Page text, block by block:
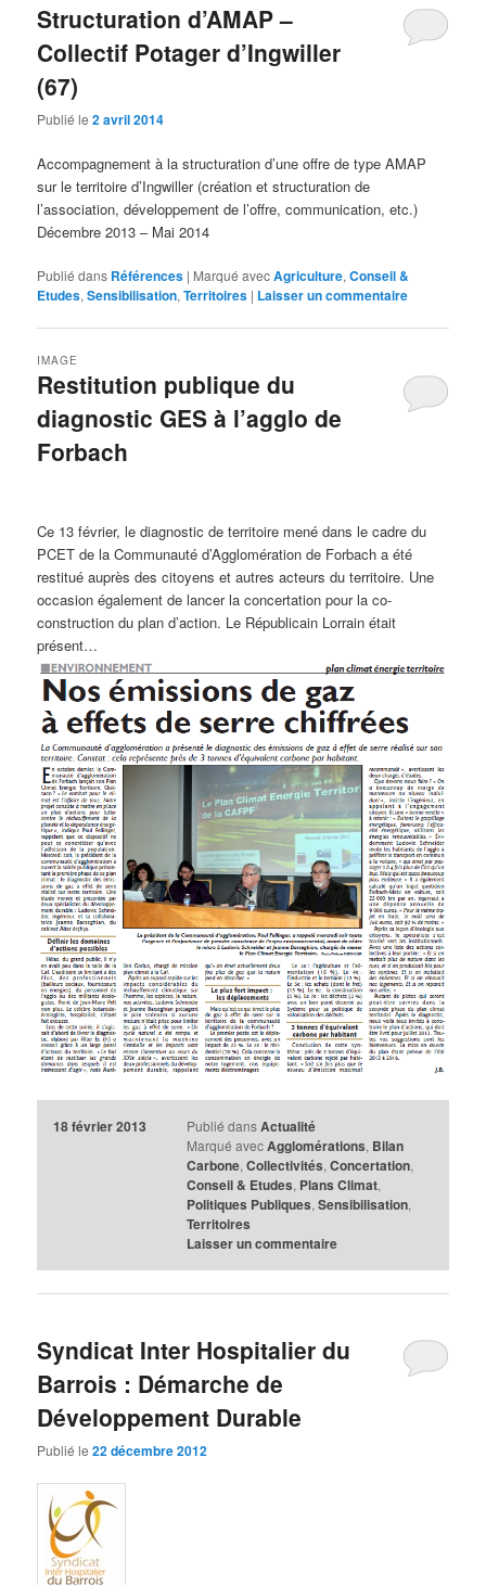
Structuration d’AMAP –
Collectif Potager d’Ingwiller
(67)
Publié le2 avril 2014
Accompagnement à la structuration d’une offre de type AMAP
sur le territoire d’Ingwiller (création et structuration de
l’association, développement de l’offre, communication, etc.)
Décembre 2013 – Mai 2014
Publié dans Références | Marqué avecAgriculture,Conseil &
Etudes,Sensibilisation,Territoires | Laisser un commentaire
Restitution publique du
diagnostic GES à l’agglo de
Forbach
IMAGE
Ce 13 février, le diagnostic de territoire mené dans le cadre du
PCET de la Communauté d’Agglomération de Forbach a été
restitué auprès des citoyens et autres acteurs du territoire. Une
occasion également de lancer la concertation pour la co-
construction du plan d’action. Le Républicain Lorrain était
présent…
18 février 2013 Publié dans Actualité
Marqué avec Agglomérations, Bilan
Carbone, Collectivités, Concertation,
Conseil & Etudes, Plans Climat,
Politiques Publiques, Sensibilisation,
Territoires
Laisser un commentaire
Syndicat Inter Hospitalier du
Barrois : Démarche de
Développement Durable
Publié le22 décembre 2012